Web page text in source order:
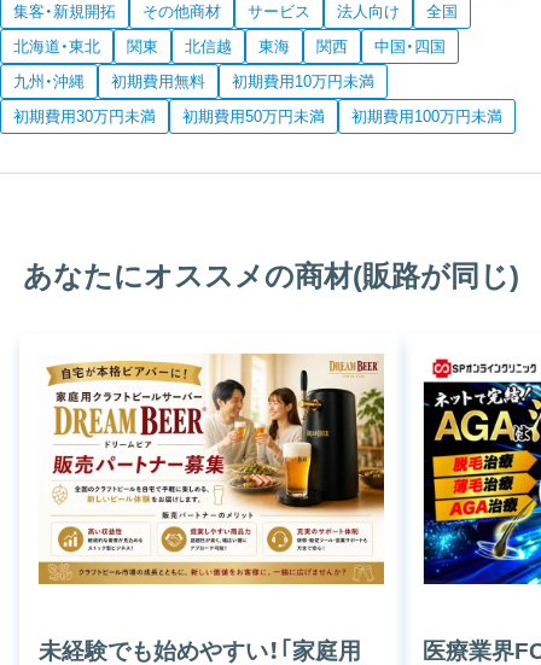
集客・新規開拓
その他商材 サービス 法人向け
全国
北海道・東北
関東 北信越 東海 関西
中国・四国
九州・沖縄
初期費用無料
初期費用10万円未満
初期費用30万円未満
初期費用50万円未満 初期費用100万円未満
あなたにオススメの商材(販路が同じ)
未経験でも始めやすい！｢家庭用 医療業界